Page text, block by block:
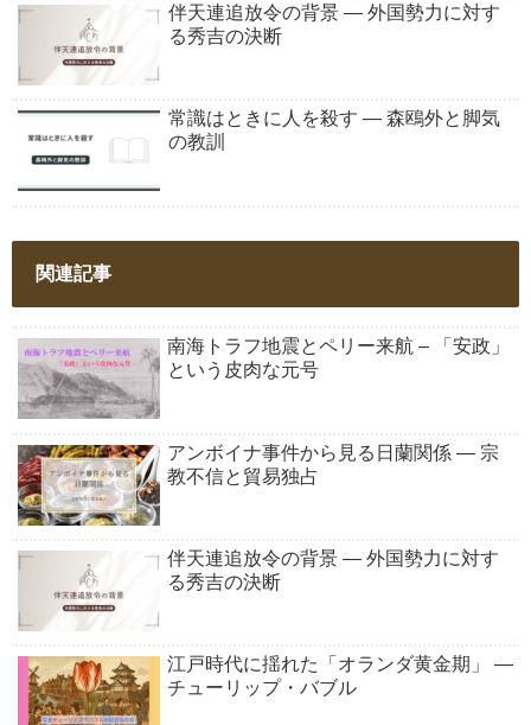
伴天連追放令の背景 ― 外国勢力に対す
る秀吉の決断
常識はときに人を殺す ― 森鴎外と脚気
の教訓
関連記事
南海トラフ地震とペリー来航 – 「安政」
という皮肉な元号
アンボイナ事件から見る日蘭関係 ― 宗
教不信と貿易独占
伴天連追放令の背景 ― 外国勢力に対す
る秀吉の決断
江戸時代に揺れた「オランダ黄金期」 ―
チューリップ・バブル